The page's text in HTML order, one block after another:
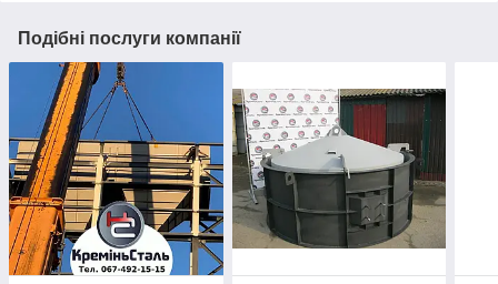
Подібні послуги компанії